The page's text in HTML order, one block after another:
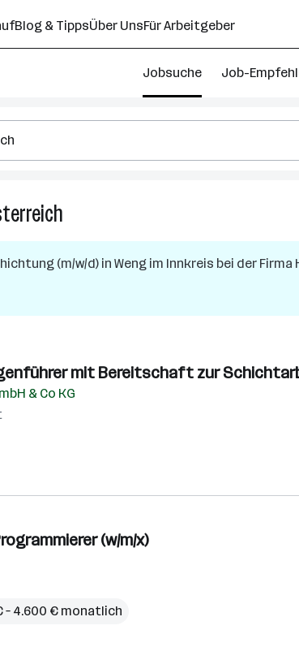
Blog & TippsÜber UnsFür Arbeitgeber
Jobsuche Job-
in
(m/w/d) in Weng im Innkreis bei der Firma
mit Bereitschaft zur
& Co KG
(w/m/x)
– 4.600 € monatlich